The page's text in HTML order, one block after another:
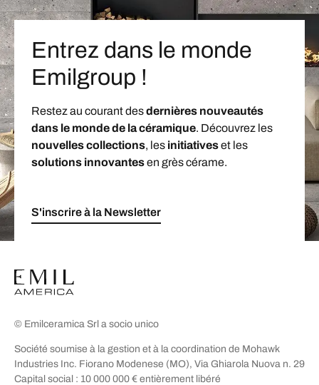
Entrez dans le monde
Emilgroup !
Restez au courant desdernières nouveautés
dans le monde de la céramique. Découvrez les
nouvelles collections, les initiativeset les
solutions innovantesen grès cérame.
S'inscrire à la Newsletter
© Emilceramica Srl a socio unico
Société soumise à la gestion et à la coordination de Mohawk
Industries Inc. Fiorano Modenese (MO), Via Ghiarola Nuova n. 29
Capital social : 10 000 000 € entièrement libéré